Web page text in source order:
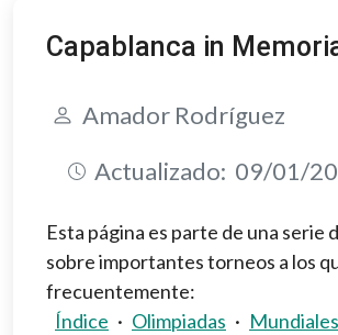
Capablanca in
Amador Rodríguez
Actualizado: 09/01/
Esta página es parte de una serie
sobre importantes torneos a los
frecuentemente:
Índice · Olimpiadas · Mundiales